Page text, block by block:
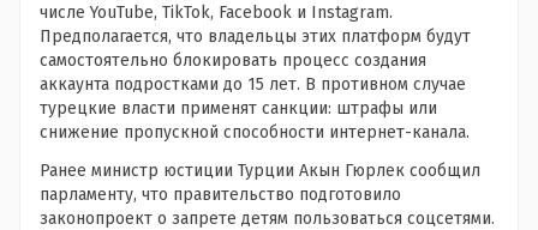
числе YouTube, TikTok, Facebook и Instagram.
Предполагается, что владельцы этих платформ будут
самостоятельно блокировать процесс создания
аккаунта подростками до 15 лет. В противном случае
турецкие власти применят санкции: штрафы или
снижение пропускной способности интернет-канала.
Ранее министр юстиции Турции Акын Гюрлек сообщил
парламенту, что правительство подготовило
законопроект о запрете детям пользоваться соцсетями.